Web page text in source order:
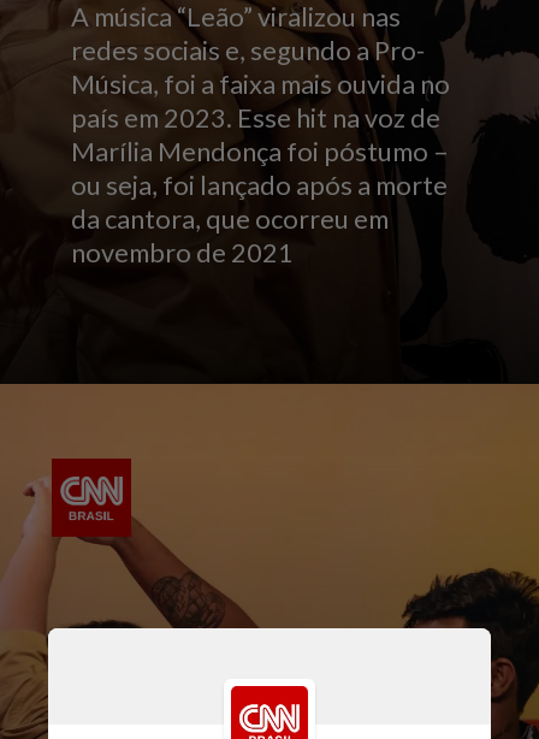
A música “Leão” viralizou nas
redes sociais e, segundo a Pro-
Música, foi a faixa mais ouvida no
país em 2023. Esse hit na voz de
Marília Mendonça foi póstumo –
ou seja, foi lançado após a morte
da cantora, que ocorreu em
novembro de 2021